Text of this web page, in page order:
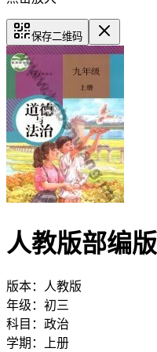
保存二维码
人教版部编
版本：
人教版
年级： 初三
科目： 政治
学期：
上册